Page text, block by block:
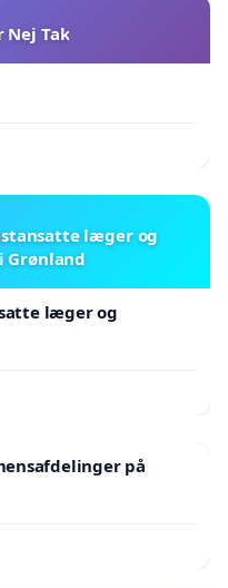
Tak
læger og
Grønland
læger og
på